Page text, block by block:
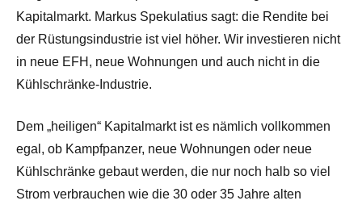
Kapitalmarkt. Markus Spekulatius sagt: die Rendite bei
der Rüstungsindustrie ist viel höher. Wir investieren nicht
in neue EFH, neue Wohnungen und auch nicht in die
Kühlschränke-Industrie.
Dem „heiligen“ Kapitalmarkt ist es nämlich vollkommen
egal, ob Kampfpanzer, neue Wohnungen oder neue
Kühlschränke gebaut werden, die nur noch halb so viel
Strom verbrauchen wie die 30 oder 35 Jahre alten